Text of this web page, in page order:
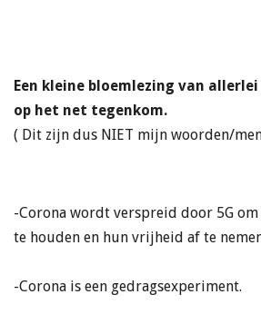
Een kleine bloemlezing van
op het net tegenkom.
( Dit zijn dus NIET mijn woorden/
-Corona wordt verspreid door 5G
te houden en hun vrijheid af te
-Corona is een gedragsexperiment.